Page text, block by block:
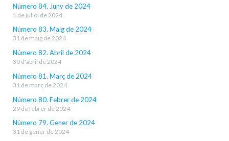
Número 84. Juny de 2024
1 de juliol de 2024
Número 83. Maig de 2024
31 de maig de 2024
Número 82. Abril de 2024
30 d'abril de 2024
Número 81. Març de 2024
31 de març de 2024
Número 80. Febrer de 2024
29 de febrer de 2024
Número 79. Gener de 2024
31 de gener de 2024